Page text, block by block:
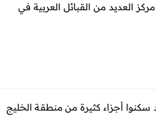
العديد من القبائل العربية في
أجزاء كثيرة من منطقة الخليج